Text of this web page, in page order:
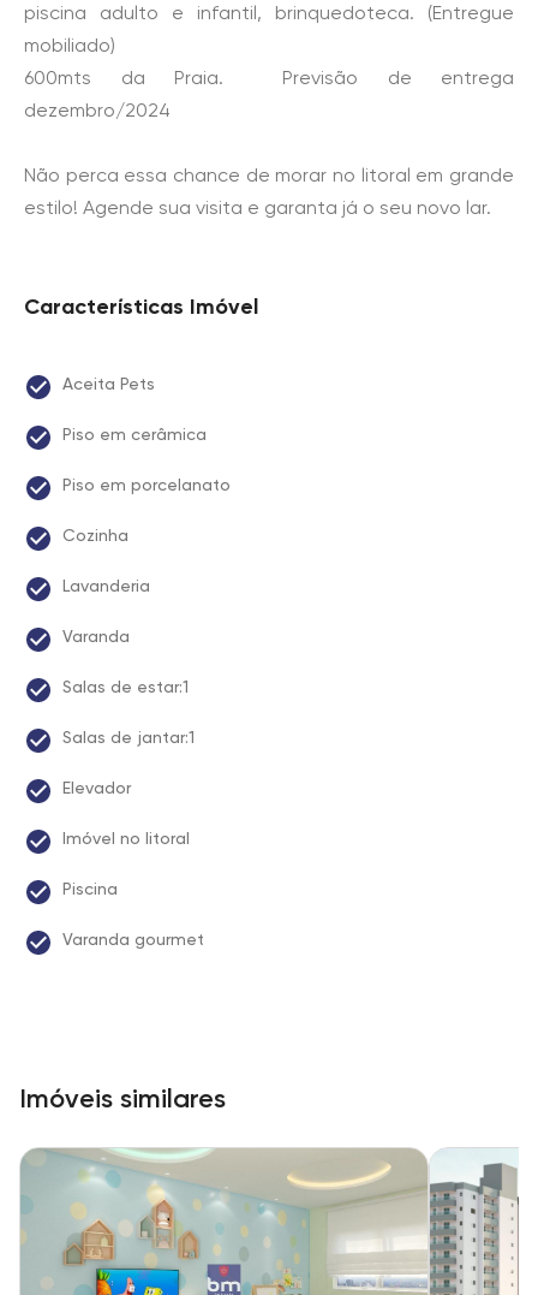
piscina adulto e infantil, brinquedoteca. (Entregue
mobiliado)
600mts da Praia. Previsão de entrega
dezembro/2024
Não perca essa chance de morar no litoral em grande
estilo! Agende sua visita e garanta já o seu novo lar.
Características Imóvel
Aceita Pets
Piso em cerâmica
Piso em porcelanato
Cozinha
Lavanderia
Varanda
Salas de estar:1
Salas de jantar:1
Elevador
Imóvel no litoral
Piscina
Varanda gourmet
Imóveis similares